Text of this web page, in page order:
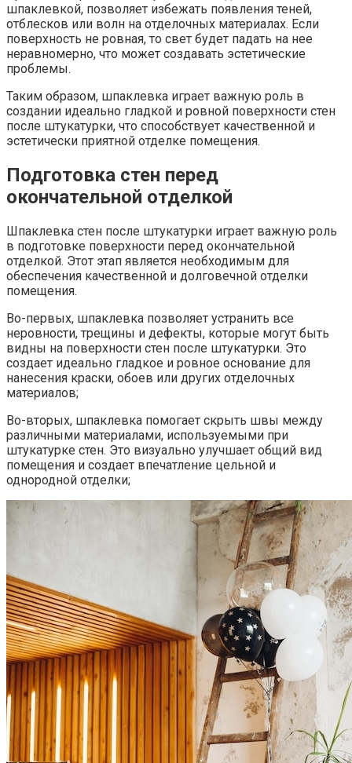
шпаклевкой, позволяет избежать появления теней,
отблесков или волн на отделочных материалах.​ Если
поверхность не ровная, то свет будет падать на нее
неравномерно, что может создавать эстетические
проблемы.​
Таким образом, шпаклевка играет важную роль в
создании идеально гладкой и ровной поверхности стен
после штукатурки, что способствует качественной и
эстетически приятной отделке помещения.​
Подготовка стен перед
окончательной отделкой
Шпаклевка стен после штукатурки играет важную роль
в подготовке поверхности перед окончательной
отделкой.​ Этот этап является необходимым для
обеспечения качественной и долговечной отделки
помещения.
Во-первых, шпаклевка позволяет устранить все
неровности, трещины и дефекты, которые могут быть
видны на поверхности стен после штукатурки. Это
создает идеально гладкое и ровное основание для
нанесения краски, обоев или других отделочных
материалов;
Во-вторых, шпаклевка помогает скрыть швы между
различными материалами, используемыми при
штукатурке стен.​ Это визуально улучшает общий вид
помещения и создает впечатление цельной и
однородной отделки;